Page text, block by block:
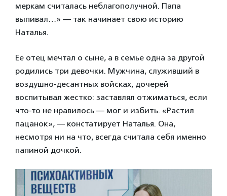
меркам считалась неблагополучной. Папа
выпивал…» — так начинает свою историю
Наталья.
Ее отец мечтал о сыне, а в семье одна за другой
родились три девочки. Мужчина, служивший в
воздушно-десантных войсках, дочерей
воспитывал жестко: заставлял отжиматься, если
что-то не нравилось — мог и избить. «Растил
пацанок», — констатирует Наталья. Она,
несмотря ни на что, всегда считала себя именно
папиной дочкой.